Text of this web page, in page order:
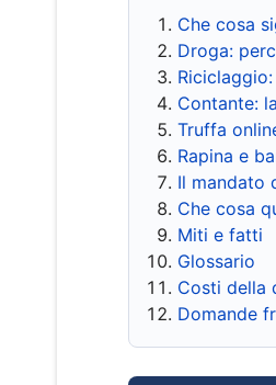
Che cosa
Droga:
Contante:
Truffa
Rapina e
Il mandato
Che cosa
Miti e fatti
Glossario
Costi della
Domande